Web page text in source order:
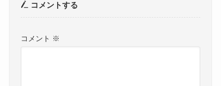
コメントする
コメント ※